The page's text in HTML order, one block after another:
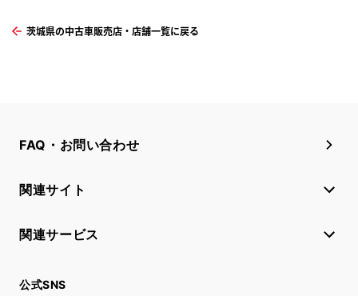
茨城県の中古車販売店・店舗一覧に戻る
FAQ・お問い合わせ
関連サイト
関連サービス
公式SNS